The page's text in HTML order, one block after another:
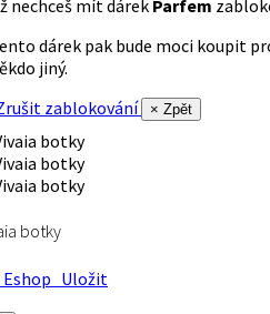
nechceš mít dárek Parfem
dárek pak bude moci koupit
jiný.
zablokování
× Zpět
botky
Uložit